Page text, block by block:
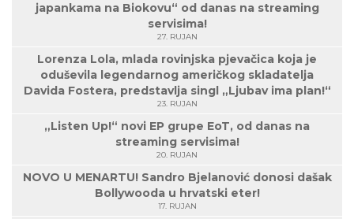
japankama na Biokovu“ od danas na streaming
servisima!
27. RUJAN
Lorenza Lola, mlada rovinjska pjevačica koja je
oduševila legendarnog američkog skladatelja
Davida Fostera, predstavlja singl „Ljubav ima plan!“
23. RUJAN
„Listen Up!“ novi EP grupe EoT, od danas na
streaming servisima!
20. RUJAN
NOVO U MENARTU! Sandro Bjelanović donosi dašak
Bollywooda u hrvatski eter!
17. RUJAN